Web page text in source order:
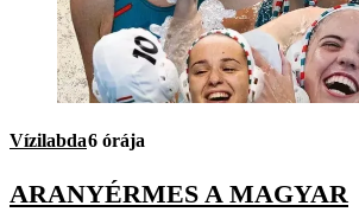
Vízilabda6 órája
ARANYÉRMES A MAGYAR